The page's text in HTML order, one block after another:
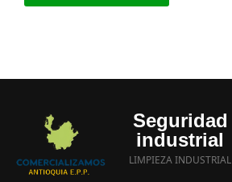
Seguridad
industrial
LIMPIEZA INDUSTRIAL